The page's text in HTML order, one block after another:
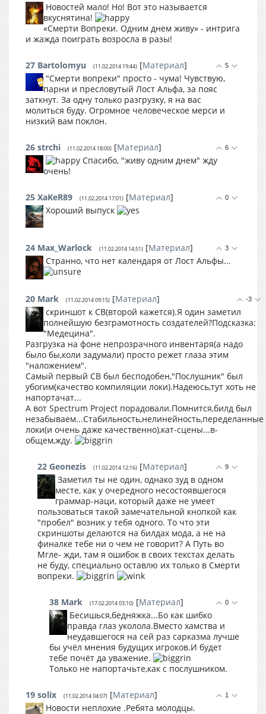
Новостей мало! Но! Вот это называется
вкуснятина!
«Смерти Вопреки. Одним днем живу» - интрига
и жажда поиграть возросла в разы!
5
27 Bartolomyu (11.02.2014 19:44) [Материал]
"Смерти вопреки" просто - чума! Чувствую,
парни и пресловутый Лост Альфа, за пояс
заткнут. За одну только разгрузку, я на вас
молиться буду. Огромное человеческое мерси и
низкий вам поклон.
6
26 strchi (11.02.2014 18:00) [Материал]
Спасибо, "живу одним днем" жду
очень!
0
25 XaKeR89 (11.02.2014 17:01) [Материал]
Хороший выпуск
3
24 Max_Warlock (11.02.2014 14:51) [Материал]
Странно, что нет календаря от Лост Альфы...
-3
20 Mark (11.02.2014 09:15) [Материал]
скриншот к СВ(второй кажется).Я один заметил
полнейшую безграмотность создателей?Подсказка:
"Медецина".
Разгрузка на фоне непрозрачного инвентаря(а надо
было бы,коли задумали) просто режет глаза этим
"наложением".
Самый первый СВ был бесподобен,"Послушник" был
убогим(качество компиляции локи).Надеюсь,тут хоть не
напортачат...
А вот Spectrum Project порадовали.Помнится,билд был
незабываем...Стабильность,нелинейность,переделанные
локи(и очень даже качественно),кат-сцены...в-
общем,жду.
9
22 Geonezis (11.02.2014 12:16) [Материал]
Заметил ты не один, однако зуд в одном
месте, как у очередного несостоявшегося
граммар-наци, который даже не умеет
пользоваться такой замечательной кнопкой как
"пробел" возник у тебя одного. То что эти
скриншоты делаются на билдах мода, а не на
финалке тебе ни о чем не говорит? А Путь во
Мгле- жди, там я ошибок в своих текстах делать
не буду, специально оставлю их только в Смерти
вопреки.
0
38 Mark (17.02.2014 03:10) [Материал]
Бесишься,бедняжка...Бо как шибко
правда глаз уколола.Вместо хамства и
неудавшегося на сей раз сарказма лучше
бы учёл мнения будущих игроков.И будет
тебе почёт да уважение.
Только не напортачьте,как с послушником.
1
19 solix (11.02.2014 04:07) [Материал]
Новости неплохие .Ребята молодцы.